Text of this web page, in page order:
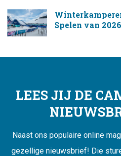
Spelen van 2026
LEES JIJ DE
Naast ons populaire online
gezellige nieuwsbrief! Die